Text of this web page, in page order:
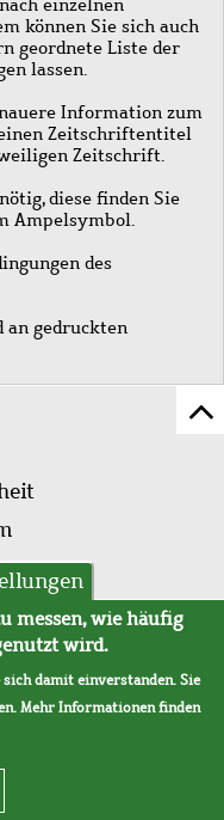
können Sie sich auch
geordnete Liste der
lassen.
Information zum
Zeitschriftentitel
Zeitschrift.
diese finden Sie
Ampelsymbol.
des
an gedruckten
messen, wie häufig
wird.
damit einverstanden. Sie
Mehr Informationen finden